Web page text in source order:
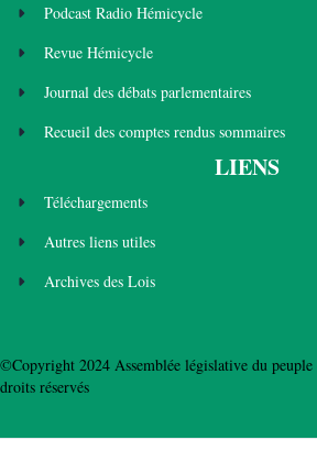
Podcast Radio Hémicycle
Revue Hémicycle
Journal des débats parlementaires
Recueil des comptes rendus sommaires
LIENS
Téléchargements
Autres liens utiles
Archives des Lois
©Copyright 2024 Assemblée législative du
droits réservés